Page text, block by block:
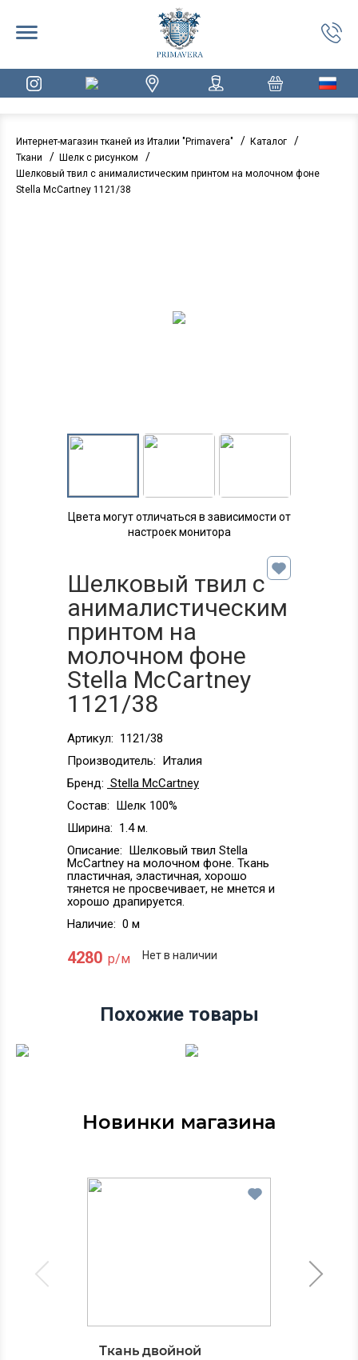
Интернет-магазин тканей из Италии "Primavera" / Каталог /
Ткани / Шелк с рисунком /
Шелковый твил с анималистическим принтом на молочном фоне
Stella McCartney 1121/38
Цвета могут отличаться в зависимости от
настроек монитора
Шелковый твил с
анималистическим
принтом на
молочном фоне
Stella McCartney
1121/38
Артикул: 1121/38
Производитель: Италия
Бренд: Stella McCartney
Состав: Шелк 100%
Ширина: 1.4 м.
Описание: Шелковый твил Stella
McCartney на молочном фоне. Ткань
пластичная, эластичная, хорошо
тянется не просвечивает, не мнется и
хорошо драпируется.
Наличие: 0 м
4280 р/м Нет в наличии
Похожие товары
Новинки магазина
Ткань двойной